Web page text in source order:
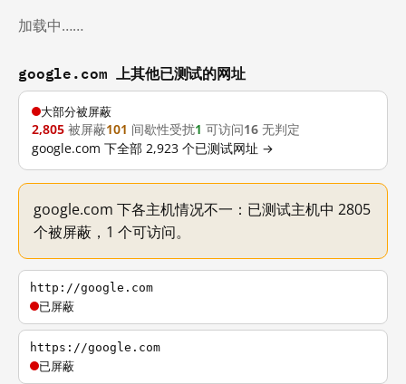
加载中……
google.com 上其他已测试的网址
大部分被屏蔽
2,805 被屏蔽101 间歇性受扰1 可访问16 无判定
google.com 下全部 2,923 个已测试网址 →
google.com 下各主机情况不一：已测试主机中 2805
个被屏蔽，1 个可访问。
http://google.com
已屏蔽
https://google.com
已屏蔽